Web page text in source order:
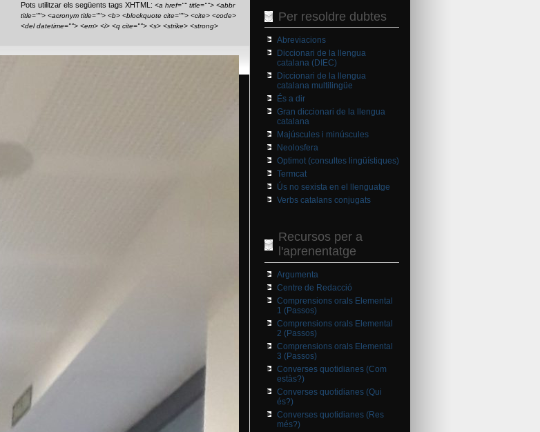
Pots utilitzar els següents tags XHTML:<a href="" title=""> <abbr
title=""> <acronym title=""> <b> <blockquote cite=""> <cite> <code>
<del datetime=""> <em> <i> <q cite=""> <s> <strike> <strong>
Per resoldre dubtes
Abreviacions
Diccionari de la llengua
catalana (DIEC)
Diccionari de la llengua
catalana multilingüe
És a dir
Gran diccionari de la llengua
catalana
Majúscules i minúscules
Neolosfera
Optimot (consultes lingüístiques)
Termcat
Ús no sexista en el llenguatge
Verbs catalans conjugats
Recursos per a
l'aprenentatge
Argumenta
Centre de Redacció
Comprensions orals Elemental
1 (Passos)
Comprensions orals Elemental
2 (Passos)
Comprensions orals Elemental
3 (Passos)
Converses quotidianes (Com
estàs?)
Converses quotidianes (Qui
és?)
Converses quotidianes (Res
més?)